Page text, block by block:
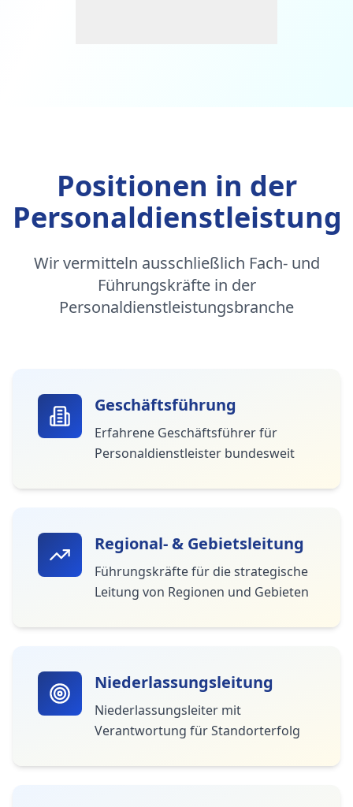
Positionen in der
Personaldienstleistung
Wir vermitteln ausschließlich Fach- und
Führungskräfte in der
Personaldienstleistungsbranche
Geschäftsführung
Erfahrene Geschäftsführer für
Personaldienstleister bundesweit
Regional- & Gebietsleitung
Führungskräfte für die strategische
Leitung von Regionen und Gebieten
Niederlassungsleitung
Niederlassungsleiter mit
Verantwortung für Standorterfolg